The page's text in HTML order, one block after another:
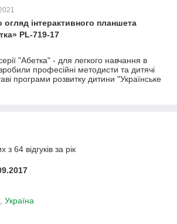
огляд інтерактивного планшета
PL-719-17
"Абетка" - для легкого навчання в
професійні методисти та дитячі
програми розвитку дитини "Українське
з 64 відгуків за рік
Україна